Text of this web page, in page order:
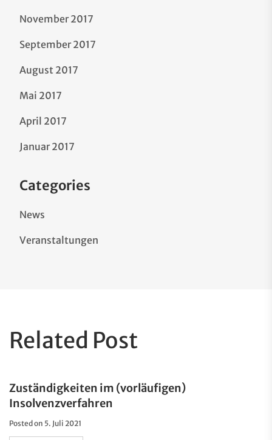
November 2017
September 2017
August 2017
Mai 2017
April 2017
Januar 2017
Categories
News
Veranstaltungen
Related Post
Zuständigkeiten im (vorläufigen)
Insolvenzverfahren
Posted on 5. Juli 2021